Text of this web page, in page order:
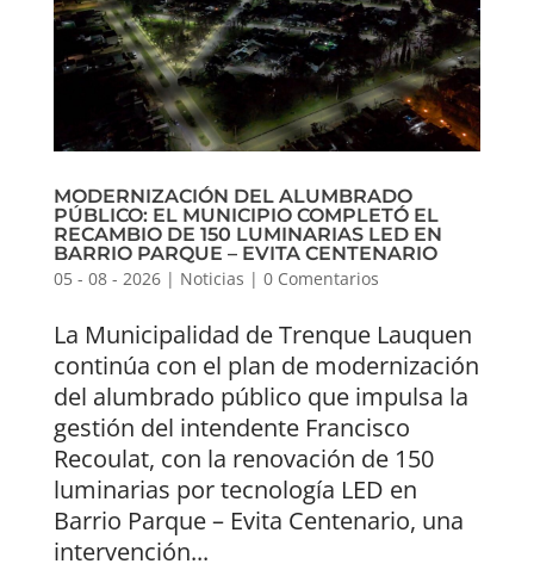
MODERNIZACIÓN DEL ALUMBRADO
PÚBLICO: EL MUNICIPIO COMPLETÓ EL
RECAMBIO DE 150 LUMINARIAS LED EN
BARRIO PARQUE – EVITA CENTENARIO
05 - 08 - 2026| Noticias | 0 Comentarios
La Municipalidad de Trenque Lauquen
continúa con el plan de modernización
del alumbrado público que impulsa la
gestión del intendente Francisco
Recoulat, con la renovación de 150
luminarias por tecnología LED en
Barrio Parque – Evita Centenario, una
intervención...